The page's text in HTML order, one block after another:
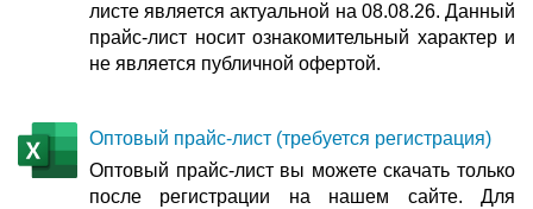
листе является актуальной на 08.08.26. Данный
прайс-лист носит ознакомительный характер и
не является публичной офертой.
Оптовый прайс-лист (требуется регистрация)
Оптовый прайс-лист вы можете скачать только
после регистрации на нашем сайте. Для